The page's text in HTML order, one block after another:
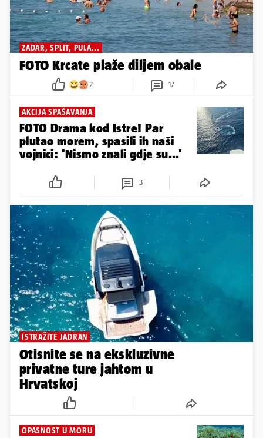
ZADAR, SPLIT, PULA...
FOTO Krcate plaže diljem obale
2 17
AKCIJA SPAŠAVANJA
FOTO Drama kod Istre! Par
plutao morem, spasili ih naši
vojnici: 'Nismo znali gdje su...'
3
ISTRAŽITE JADRAN
Otisnite se na ekskluzivne
privatne ture jahtom u
Hrvatskoj
OPASNOST U MORU